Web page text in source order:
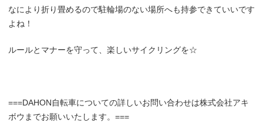
なにより折り畳めるので駐輪場のない場所へも持参できていいです
よね！
ルールとマナーを守って、楽しいサイクリングを☆
===DAHON自転車についての詳しいお問い合わせは株式会社アキ
ボウまでお願いいたします。 ===